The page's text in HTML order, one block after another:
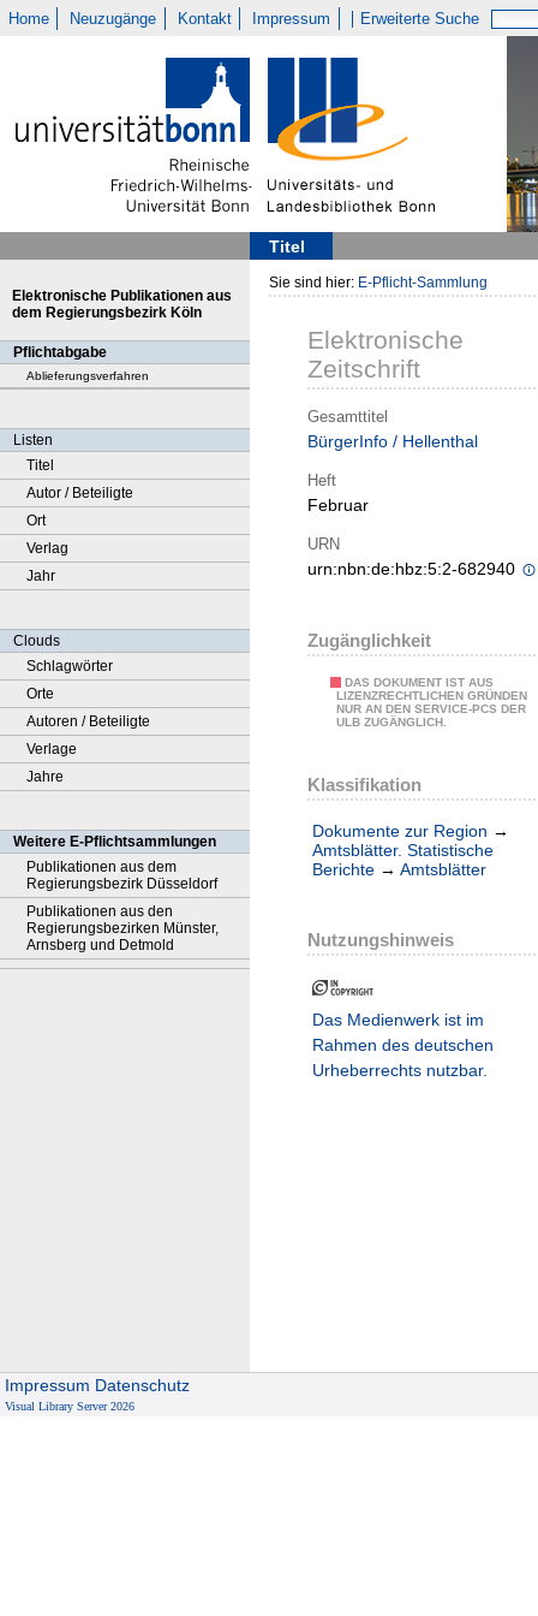
Home Neuzugänge Kontakt Impressum Erweiterte Suche
Titel
Elektronische Publikationen aus
dem Regierungsbezirk Köln
Pflichtabgabe
Ablieferungsverfahren
Listen
Titel
Autor / Beteiligte
Ort
Verlag
Jahr
Clouds
Schlagwörter
Orte
Autoren / Beteiligte
Verlage
Jahre
Weitere E-Pflichtsammlungen
Publikationen aus dem
Regierungsbezirk Düsseldorf
Publikationen aus den
Regierungsbezirken Münster,
Arnsberg und Detmold
Sie sind hier: E-Pflicht-Sammlung
Elektronische
Zeitschrift
Gesamttitel
BürgerInfo / Hellenthal
Heft
Februar
URN
urn:nbn:de:hbz:5:2-682940
Zugänglichkeit
DAS DOKUMENT IST AUS
LIZENZRECHTLICHEN GRÜNDEN
NUR AN DEN SERVICE-PCS DER
ULB ZUGÄNGLICH.
Klassifikation
Dokumente zur Region →
Amtsblätter. Statistische
Berichte → Amtsblätter
Nutzungshinweis
Das Medienwerk ist im
Rahmen des deutschen
Urheberrechts nutzbar.
Impressum Datenschutz
Visual Library Server 2026